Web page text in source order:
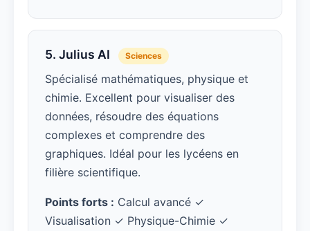
5. Julius AI Sciences
Spécialisé mathématiques, physique et
chimie. Excellent pour visualiser des
données, résoudre des équations
complexes et comprendre des
graphiques. Idéal pour les lycéens en
filière scientifique.
Points forts : Calcul avancé ✓
Visualisation ✓ Physique-Chimie ✓